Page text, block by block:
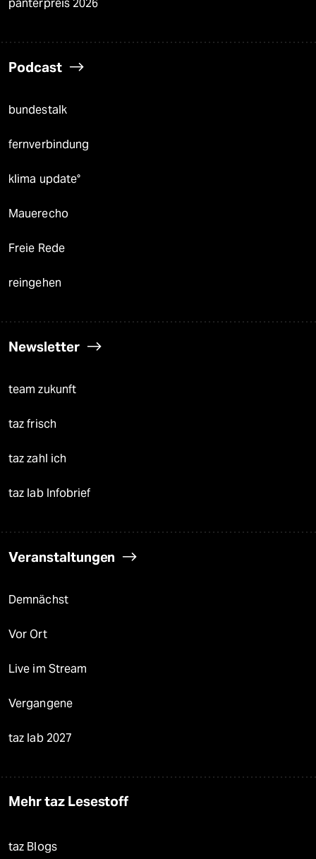
panterpreis 2026
Podcast
bundestalk
fernverbindung
klima update°
Mauerecho
Freie Rede
reingehen
Newsletter
team zukunft
taz frisch
taz zahl ich
taz lab Infobrief
Veranstaltungen
Demnächst
Vor Ort
Live im Stream
Vergangene
taz lab 2027
Mehr taz Lesestoff
taz Blogs